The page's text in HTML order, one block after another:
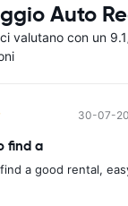
Auto
valutano con un
30-07-
find a
a good rental,